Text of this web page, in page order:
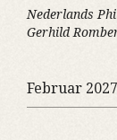
Nederlands
Gerhild
Februar 2027